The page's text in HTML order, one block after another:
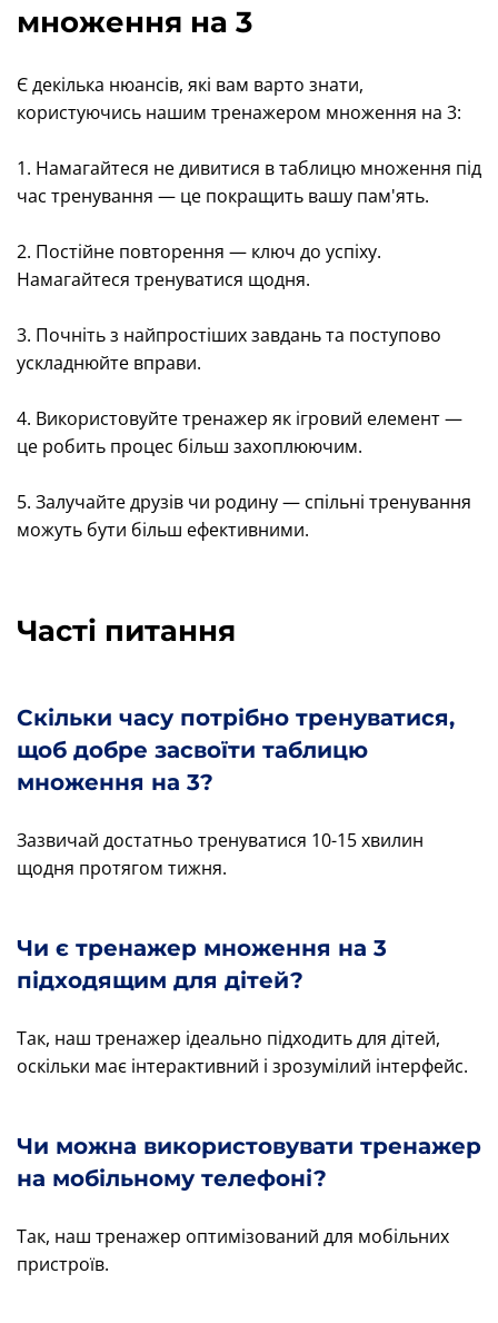
множення на 3
Є декілька нюансів, які вам варто знати,
користуючись нашим тренажером множення на 3:
1. Намагайтеся не дивитися в таблицю множення під
час тренування — це покращить вашу пам'ять.
2. Постійне повторення — ключ до успіху.
Намагайтеся тренуватися щодня.
3. Почніть з найпростіших завдань та поступово
ускладнюйте вправи.
4. Використовуйте тренажер як ігровий елемент —
це робить процес більш захоплюючим.
5. Залучайте друзів чи родину — спільні тренування
можуть бути більш ефективними.
Часті питання
Скільки часу потрібно тренуватися,
щоб добре засвоїти таблицю
множення на 3?
Зазвичай достатньо тренуватися 10-15 хвилин
щодня протягом тижня.
Чи є тренажер множення на 3
підходящим для дітей?
Так, наш тренажер ідеально підходить для дітей,
оскільки має інтерактивний і зрозумілий інтерфейс.
Чи можна використовувати тренажер
на мобільному телефоні?
Так, наш тренажер оптимізований для мобільних
пристроїв.